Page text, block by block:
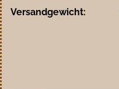
Versandgewicht: